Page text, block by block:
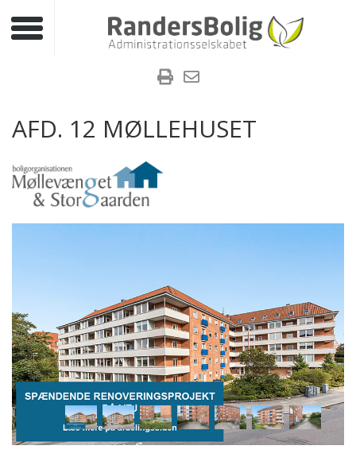
Toggle navigation
AFD. 12 MØLLEHUSET